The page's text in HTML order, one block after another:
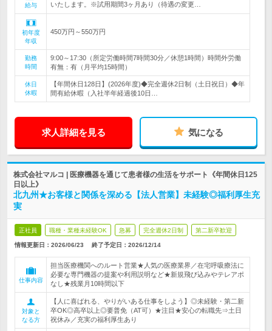
給与
いたします。※試用期間3ヶ月あり（待遇の変更…
初年度
年収
450万円～550万円
勤務
時間
9:00～17:30（所定労働時間7時間30分／休憩1時間）時間外労働
有無：有（月平均15時間）
休日
休暇
【年間休日128日】(2026年度)◆完全週休2日制（土日祝日）◆年
間有給休暇（入社半年経過後10日…
求人詳細を見る 気になる
株式会社マルコ | 医療機器を通じて患者様の生活をサポート《年間休日125
日以上》
北九州★お客様と関係を深める【法人営業】未経験◎福利厚生充
実
正社員 職種・業種未経験OK 急募 完全週休2日制 第二新卒歓迎
情報更新日：2026/06/23 終了予定日： 2026/12/14
仕事内容
担当医療機関へのルート営業★人気の医療業界／在宅呼吸療法に
必要な専門機器の提案や利用説明など★新規飛び込みやテレアポ
なし★残業月10時間以下
対象と
なる方
【人に喜ばれる、やりがいある仕事をしよう】◎未経験・第二新
卒OK◎高卒以上◎要普免（AT可）★注目★安心の転職先⇒土日
祝休み／充実の福利厚生あり